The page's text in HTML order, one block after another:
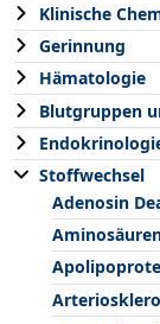
Klinische
Gerinnung
Hämatologie
Blutgruppen
Stoffwechsel
Adenosin